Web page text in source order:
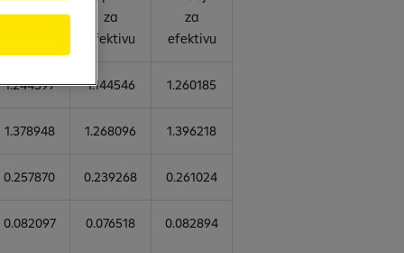
za
za
efektivu
za
efektivu
1.244597 1.144546 1.260185
1.378948 1.268096 1.396218
0.257870 0.239268 0.261024
0.082097 0.076518 0.082894